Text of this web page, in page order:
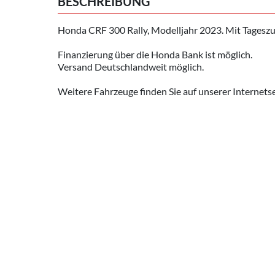
Honda CRF 300 Rally, Modelljahr 2023. Mit
Finanzierung über die Honda Bank ist möglich.
Versand Deutschlandweit möglich.
Weitere Fahrzeuge finden Sie auf unserer